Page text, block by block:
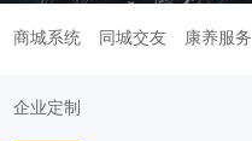
商城系统 同城交友 康养服务
企业定制